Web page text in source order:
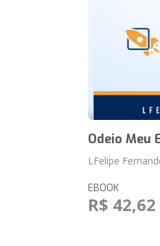
Odeio Meu
LFelipe
EBOOK
R$ 42,62